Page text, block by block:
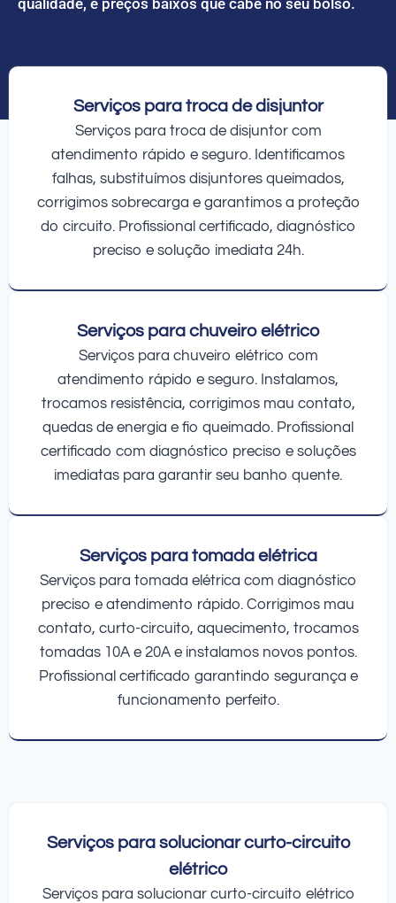
Serviços para troca de disjuntor
Serviços para troca de disjuntor com
atendimento rápido e seguro. Identificamos
falhas, substituímos disjuntores queimados,
corrigimos sobrecarga e garantimos a proteção
do circuito. Profissional certificado, diagnóstico
preciso e solução imediata 24h.
Serviços para chuveiro elétrico
Serviços para chuveiro elétrico com
atendimento rápido e seguro. Instalamos,
trocamos resistência, corrigimos mau contato,
quedas de energia e fio queimado. Profissional
certificado com diagnóstico preciso e soluções
imediatas para garantir seu banho quente.
Serviços para tomada elétrica
Serviços para tomada elétrica com diagnóstico
preciso e atendimento rápido. Corrigimos mau
contato, curto-circuito, aquecimento, trocamos
tomadas 10A e 20A e instalamos novos pontos.
Profissional certificado garantindo segurança e
funcionamento perfeito.
Serviços para solucionar curto-circuito
elétrico
Serviços para solucionar curto-circuito elétrico